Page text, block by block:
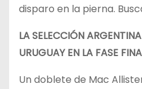
disparo en la pierna.
LA SELECCIÓN
URUGUAY EN LA FASE
Un doblete de Mac